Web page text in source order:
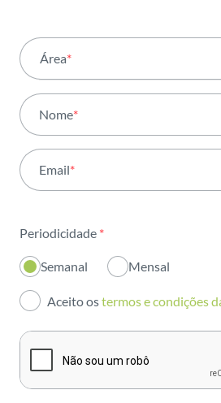
Área*
Atividade
Institucional
Inovação
Investidores
Publicações
Nome*
Email*
Periodicidade *
Semanal Mensal
Aceito ostermos e condições